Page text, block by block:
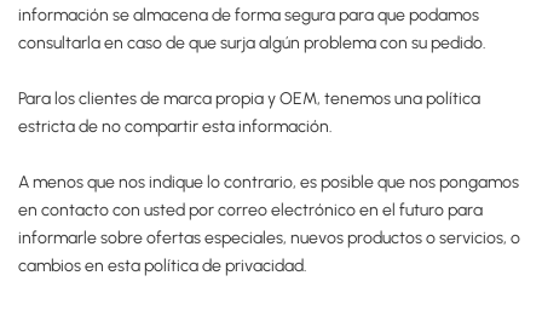
información se almacena de forma segura para que podamos
consultarla en caso de que surja algún problema con su pedido.
Para los clientes de marca propia y OEM, tenemos una política
estricta de no compartir esta información.
A menos que nos indique lo contrario, es posible que nos pongamos
en contacto con usted por correo electrónico en el futuro para
informarle sobre ofertas especiales, nuevos productos o servicios, o
cambios en esta política de privacidad.